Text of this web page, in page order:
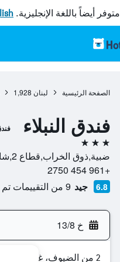
متوفر أيضاً باللغة الإنجليزية.
الصفحة الرئيسية لبنان 1,928
فندق النبلاء
3 نجوم
ضبية,ذوق الخراب,قطاع 2,شارع 52,ص.ب 70-798, 1103, ضبيه, محافظة جبل لبنان, لبنان
+961 454 2750
6.8 جيد 9 من التقييمات تم التحقق منها
خ 13/8
2 من الضيوف، غرفة واحدة